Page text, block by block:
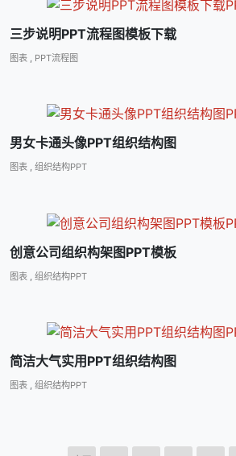
三步说明PPT流程图模板下载
图表 PPT流程图
男女卡通头像PPT组织结构图
图表 , 组织结构PPT
创意公司组织构架图PPT模板
图表 组织结构PPT
简洁大气实用PPT组织结构图
图表 , 组织结构PPT